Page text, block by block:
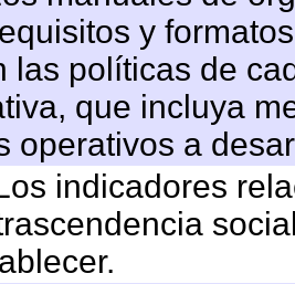
y
las políticas de
que incluya
operativos a
indicadores